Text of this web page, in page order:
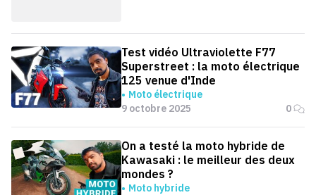
Test vidéo Ultraviolette F77
Superstreet : la moto électrique
125 venue d'Inde
Moto électrique
9 octobre 2025
0
On a testé la moto hybride de
Kawasaki : le meilleur des deux
mondes ?
Moto hybride